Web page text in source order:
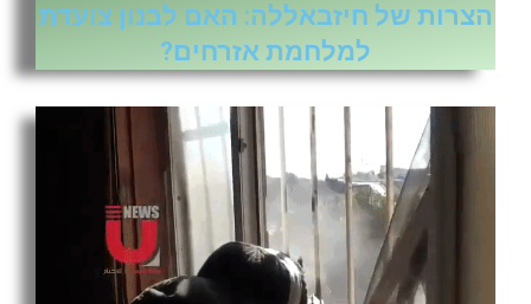
הצרות של חיזבאללה: האם לבנון צועדת
למלחמת אזרחים?